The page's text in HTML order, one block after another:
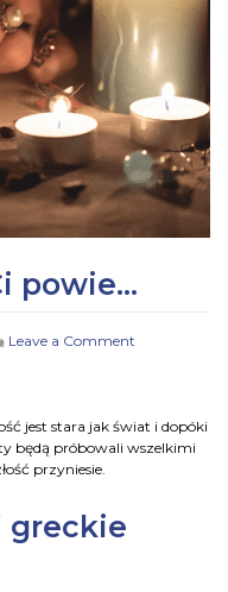
powie…
Leave a Comment
jest stara jak świat i dopóki
będą próbowali wszelkimi
przyniesie.
greckie